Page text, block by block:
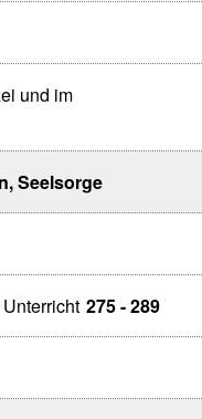
und im
Seelsorge
275 - 289